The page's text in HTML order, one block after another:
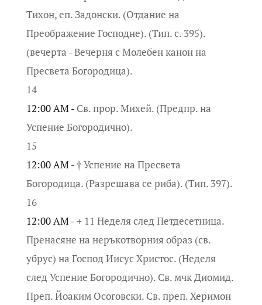
Тихон, еп. Задонски. (Отдание на
Преображение Господне). (Тип. с. 395).
(вечерта - Вечерня с Молебен канон на
Пресвета Богородица).
14
12:00 AM - Св. прор. Михей. (Предпр. на
Успение Богородично).
15
12:00 AM -† Успение на Пресвета
Богородица. (Разрешава се риба). (Тип. 397).
16
12:00 AM -+ 11 Неделя след Петдесетница.
Пренасяне на неръкотворния образ (св.
убрус) на Господ Иисус Христос. (Неделя
след Успение Богородично). Св. мчк Диомид.
Преп. Йоаким Осоговски. Св. преп. Херимон